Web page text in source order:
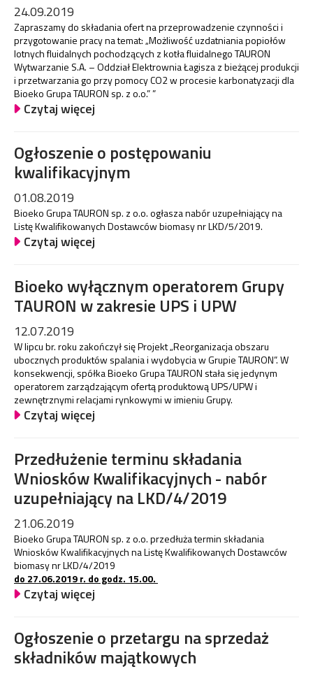
24.09.2019
Zapraszamy do składania ofert na przeprowadzenie czynności i
przygotowanie pracy na temat: „Możliwość uzdatniania popiołów
lotnych fluidalnych pochodzących z kotła fluidalnego TAURON
Wytwarzanie S.A. – Oddział Elektrownia Łagisza z bieżącej produkcji
i przetwarzania go przy pomocy CO2 w procesie karbonatyzacji dla
Bioeko Grupa TAURON sp. z o.o.” ”
Czytaj więcej
Ogłoszenie o postępowaniu
kwalifikacyjnym
01.08.2019
Bioeko Grupa TAURON sp. z o.o. ogłasza nabór uzupełniający na
Listę Kwalifikowanych Dostawców biomasy nr LKD/5/2019.
Czytaj więcej
Bioeko wyłącznym operatorem Grupy
TAURON w zakresie UPS i UPW
12.07.2019
W lipcu br. roku zakończył się Projekt „Reorganizacja obszaru
ubocznych produktów spalania i wydobycia w Grupie TAURON”. W
konsekwencji, spółka Bioeko Grupa TAURON stała się jedynym
operatorem zarządzającym ofertą produktową UPS/UPW i
zewnętrznymi relacjami rynkowymi w imieniu Grupy.
Czytaj więcej
Przedłużenie terminu składania
Wniosków Kwalifikacyjnych - nabór
uzupełniający na LKD/4/2019
21.06.2019
Bioeko Grupa TAURON sp. z o.o. przedłuża termin składania
Wniosków Kwalifikacyjnych na Listę Kwalifikowanych Dostawców
biomasy nr LKD/4/2019
do 27.06.2019 r. do godz. 15.00.
Czytaj więcej
Ogłoszenie o przetargu na sprzedaż
składników majątkowych